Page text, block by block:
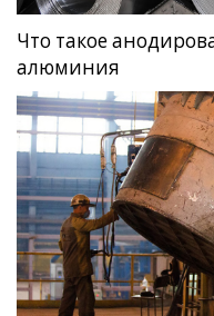
Что такое
алюминия